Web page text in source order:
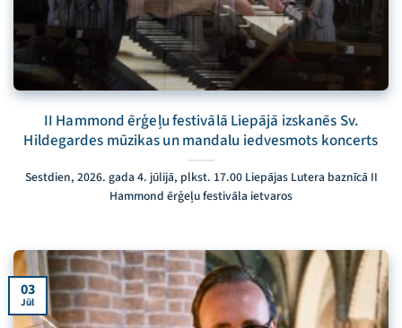
II Hammond ērģeļu festivālā Liepājā izskanēs Sv.
Hildegardes mūzikas un mandalu iedvesmots koncerts
Sestdien, 2026. gada 4. jūlijā, plkst. 17.00 Liepājas Lutera baznīcā II
Hammond ērģeļu festivāla ietvaros
03
Jūl